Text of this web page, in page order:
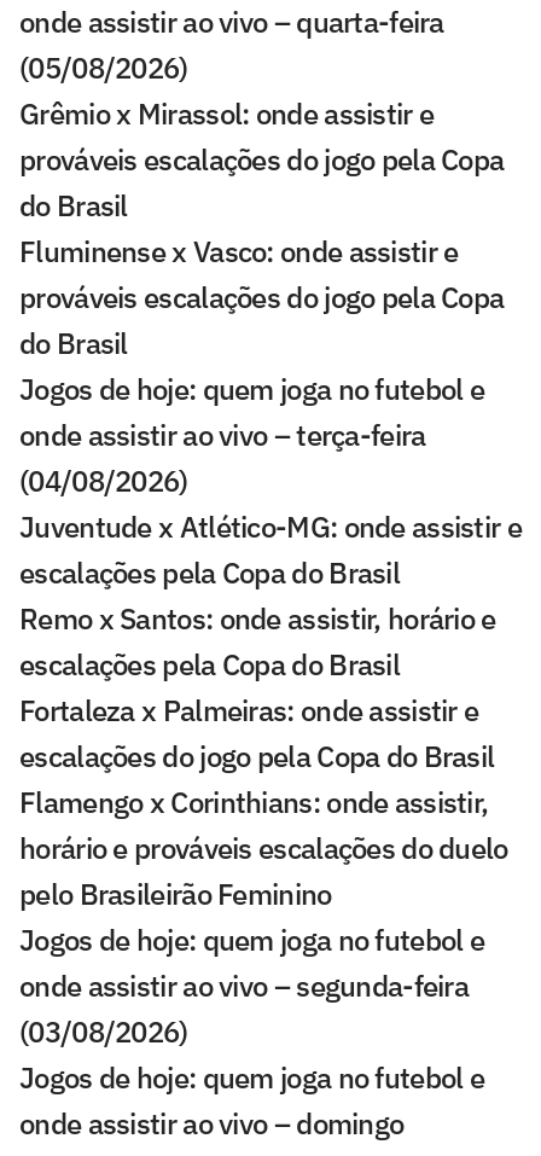
onde assistir ao vivo – quarta-feira
(05/08/2026)
Grêmio x Mirassol: onde assistir e
prováveis escalações do jogo pela Copa
do Brasil
Fluminense x Vasco: onde assistir e
prováveis escalações do jogo pela Copa
do Brasil
Jogos de hoje: quem joga no futebol e
onde assistir ao vivo – terça-feira
(04/08/2026)
Juventude x Atlético-MG: onde assistir e
escalações pela Copa do Brasil
Remo x Santos: onde assistir, horário e
escalações pela Copa do Brasil
Fortaleza x Palmeiras: onde assistir e
escalações do jogo pela Copa do Brasil
Flamengo x Corinthians: onde assistir,
horário e prováveis escalações do duelo
pelo Brasileirão Feminino
Jogos de hoje: quem joga no futebol e
onde assistir ao vivo – segunda-feira
(03/08/2026)
Jogos de hoje: quem joga no futebol e
onde assistir ao vivo – domingo